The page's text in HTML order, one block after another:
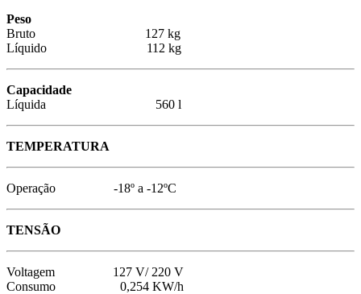
Peso
Bruto 127 kg
Líquido 112 kg
Capacidade
Líquida 560 l
TEMPERATURA
Operação -18º a -12ºC
TENSÃO
Voltagem 127 V/ 220 V
Consumo 0,254 KW/h